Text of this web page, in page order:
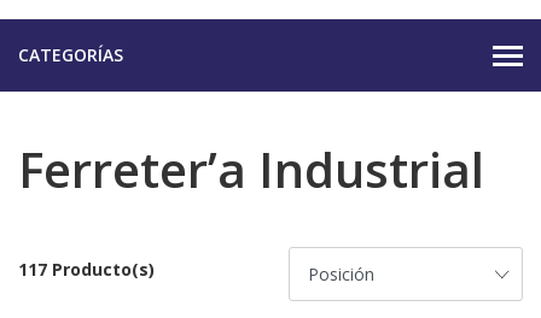
CATEGORÍAS
Ferreter’a Industrial
117 Producto(s)